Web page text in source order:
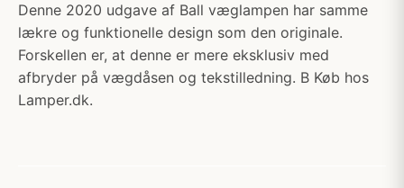
Denne 2020 udgave af Ball væglampen har samme
lækre og funktionelle design som den originale.
Forskellen er, at denne er mere eksklusiv med
afbryder på vægdåsen og tekstilledning. B Køb hos
Lamper.dk.